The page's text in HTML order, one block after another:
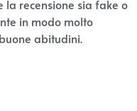
la recensione sia fake o
in modo molto
buone abitudini.